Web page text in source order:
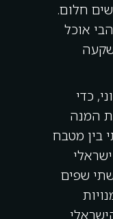
חלום.
אוכל
כדי
המנה
בין מטבח
שפים